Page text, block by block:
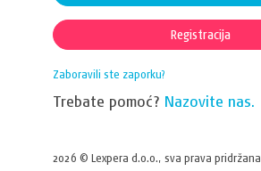
Registracija
Zaboravili ste zaporku?
Trebate pomoć? Nazovite nas.
2026 © Lexpera d.o.o., sva prava pridržana